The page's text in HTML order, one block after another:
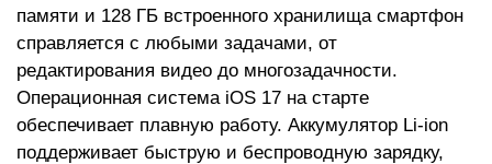
памяти и 128 ГБ встроенного хранилища смартфон
справляется с любыми задачами, от
редактирования видео до многозадачности.
Операционная система iOS 17 на старте
обеспечивает плавную работу. Аккумулятор Li-ion
поддерживает быструю и беспроводную зарядку,